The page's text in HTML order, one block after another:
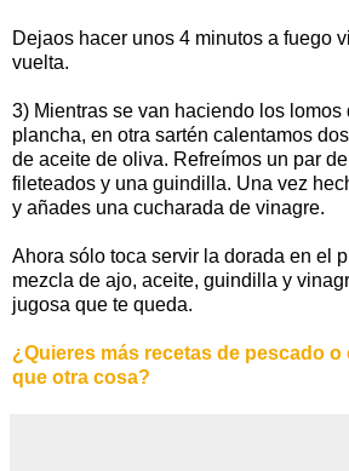
Dejaos hacer unos 4 minutos a fuego
vuelta.
3) Mientras se van haciendo los lomos
plancha, en otra sartén calentamos
de aceite de oliva. Refreímos un par
fileteados y una guindilla. Una vez
y añades una cucharada de vinagre.
Ahora sólo toca servir la dorada en el
mezcla de ajo, aceite, guindilla y
jugosa que te queda.
¿Quieres más recetas de pescado
que otra cosa?